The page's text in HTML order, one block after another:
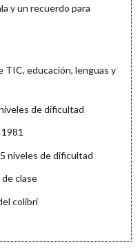
y un recuerdo para
TIC, educación, lenguas y
de dificultad
niveles de dificultad
clase
colibrí